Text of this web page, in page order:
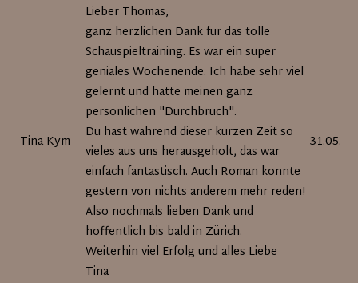
Tina Kym
Lieber Thomas,
ganz herzlichen Dank für das tolle
Schauspieltraining. Es war ein super
geniales Wochenende. Ich habe sehr viel
gelernt und hatte meinen ganz
persönlichen "Durchbruch".
Du hast während dieser kurzen Zeit so
vieles aus uns herausgeholt, das war
einfach fantastisch. Auch Roman konnte
gestern von nichts anderem mehr reden!
Also nochmals lieben Dank und
hoffentlich bis bald in Zürich.
Weiterhin viel Erfolg und alles Liebe
Tina